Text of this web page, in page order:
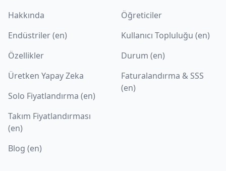
Hakkında
Endüstriler (en)
Özellikler
Üretken Yapay Zeka
Solo Fiyatlandırma (en)
Takım Fiyatlandırması
(en)
Blog (en)
Öğreticiler
Kullanıcı Topluluğu (en)
Durum (en)
Faturalandırma & SSS
(en)